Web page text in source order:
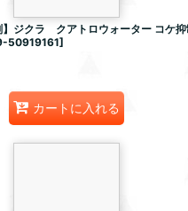
】ジクラ クアトロウォーター コケ
50919161]
カートに入れる